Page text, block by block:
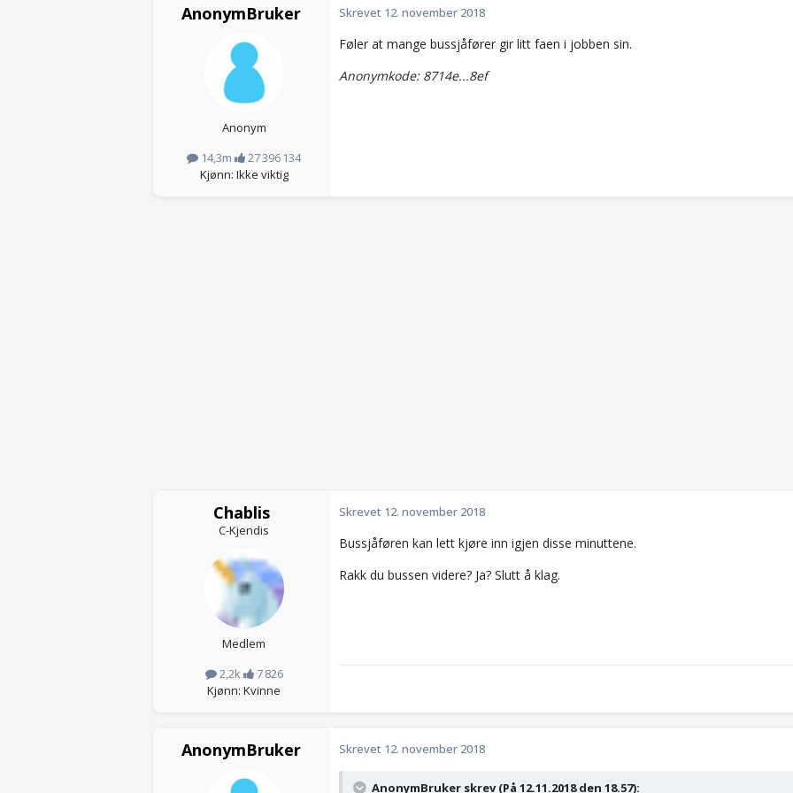
AnonymBruker
Anonym
14,3m
27 396 134
Kjønn: Ikke viktig
Skrevet 12. november 2018
Føler at mange bussjåfører gir litt faen i jobben sin.
Anonymkode: 8714e...8ef
Chablis
C-Kjendis
Medlem
2,2k
7 826
Kjønn: Kvinne
Skrevet 12. november 2018
Bussjåføren kan lett kjøre inn igjen disse minuttene.
Rakk du bussen videre? Ja? Slutt å klag.
AnonymBruker Skrevet 12. november 2018
AnonymBruker skrev (På 12.11.2018 den 18.57):